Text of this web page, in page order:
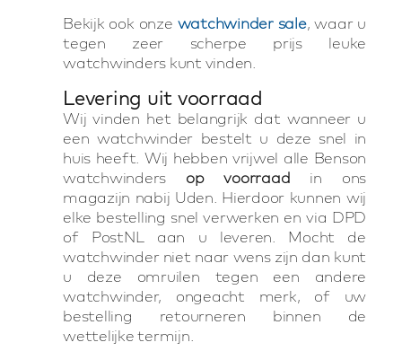
Bekijk ook onze watchwinder sale, waar u
tegen zeer scherpe prijs leuke
watchwinders kunt vinden.
Levering uit voorraad
Wij vinden het belangrijk dat wanneer u
een watchwinder bestelt u deze snel in
huis heeft. Wij hebben vrijwel alle Benson
watchwinders op voorraad in ons
magazijn nabij Uden. Hierdoor kunnen wij
elke bestelling snel verwerken en via DPD
of PostNL aan u leveren. Mocht de
watchwinder niet naar wens zijn dan kunt
u deze omruilen tegen een andere
watchwinder, ongeacht merk, of uw
bestelling retourneren binnen de
wettelijke termijn.